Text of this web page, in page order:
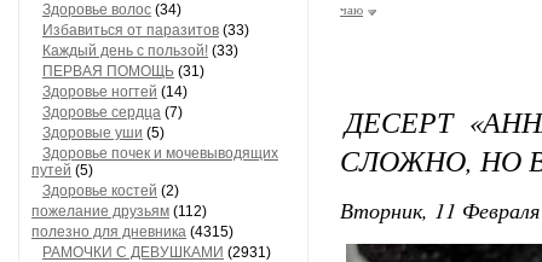
Здоровье волос (34)
Избавиться от паразитов (33)
Каждый день с пользой! (33)
ПЕРВАЯ ПОМОЩЬ (31)
Здоровье ногтей (14)
Здоровье сердца (7)
Здоровые уши (5)
Здоровье почек и мочевыводящих
путей (5)
Здоровье костей (2)
пожелание друзьям (112)
полезно для дневника (4315)
РАМОЧКИ С ДЕВУШКАМИ (2931)
чаю
ДЕСЕРТ
СЛОЖНО, НО
Вторник, 11